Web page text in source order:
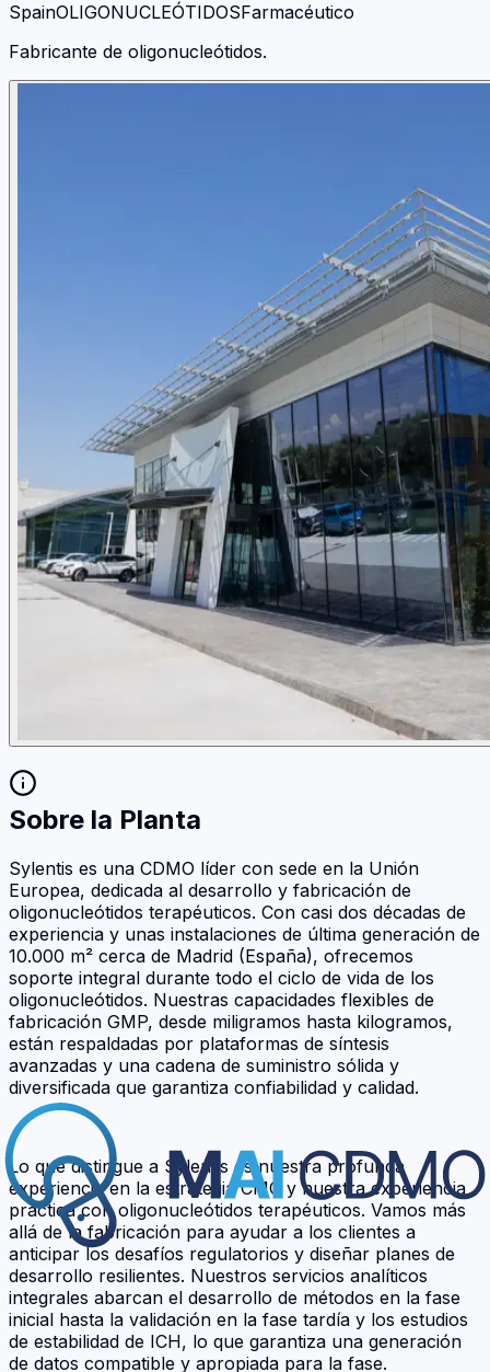
SpainOLIGONUCLEÓTIDOSFarmacéutico
Fabricante de oligonucleótidos.
Sobre la Planta
Sylentis es una CDMO líder con sede en la Unión
Europea, dedicada al desarrollo y fabricación de
oligonucleótidos terapéuticos. Con casi dos décadas de
experiencia y unas instalaciones de última generación de
10.000 m² cerca de Madrid (España), ofrecemos
soporte integral durante todo el ciclo de vida de los
oligonucleótidos. Nuestras capacidades flexibles de
fabricación GMP, desde miligramos hasta kilogramos,
están respaldadas por plataformas de síntesis
avanzadas y una cadena de suministro sólida y
diversificada que garantiza confiabilidad y calidad.
Lo que distingue a Sylentis es nuestra profunda
experiencia en la estrategia CMC y nuestra experiencia
práctica con oligonucleótidos terapéuticos. Vamos más
allá de la fabricación para ayudar a los clientes a
anticipar los desafíos regulatorios y diseñar planes de
desarrollo resilientes. Nuestros servicios analíticos
integrales abarcan el desarrollo de métodos en la fase
inicial hasta la validación en la fase tardía y los estudios
de estabilidad de ICH, lo que garantiza una generación
de datos compatible y apropiada para la fase.